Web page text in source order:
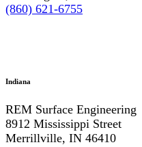
(860) 621-6755
Indiana
REM Surface Engineering
8912 Mississippi Street
Merrillville, IN 46410